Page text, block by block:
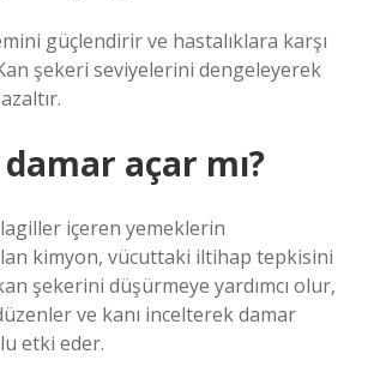
güçlendirir ve hastalıklara karşı
şekeri seviyelerini dengeleyerek
açar mı?
içeren yemeklerin
kimyon, vücuttaki iltihap tepkisini
şekerini düşürmeye yardımcı olur,
ve kanı incelterek damar
etki eder.